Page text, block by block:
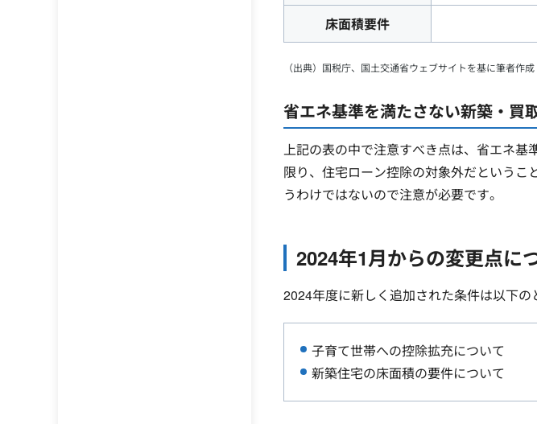
床面積要件
（出典）国税庁、国土交通省ウェブサイトを基に筆者作成
省エネ基準を満たさない新築・買
上記の表の中で注意すべき点は、省エネ
限り、住宅ローン控除の対象外だという
うわけではないので注意が必要です。
2024年1月からの変更点に
2024年度に新しく追加された条件は以下の
子育て世帯への控除拡充について
新築住宅の床面積の要件について